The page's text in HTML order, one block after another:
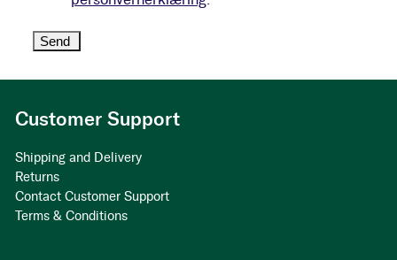
Customer Support
Shipping and Delivery
Returns
Contact Customer Support
Terms & Conditions